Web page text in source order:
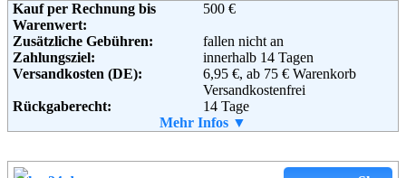
Adresse:
Fehmi Jacob
ewigetrauringe
Unterstadt.26
35423 Lich
Deutschland
06404/9285295
Kauf per Rechnung bis
Warenwert:
500 €
Zusätzliche Gebühren:
fallen nicht an
Zahlungsziel:
innerhalb 14 Tagen
Versandkosten (DE):
6,95 €, ab 75 € Warenkorb
Versandkostenfrei
Rückgaberecht:
14 Tage
Nein
Mehr Infos ▼